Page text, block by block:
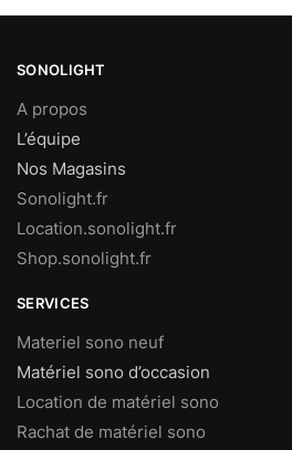
SONOLIGHT
A propos
L’équipe
Nos Magasins
Sonolight.fr
Location.sonolight.fr
Shop.sonolight.fr
SERVICES
Materiel sono neuf
Matériel sono d’occasion
Location de matériel sono
Rachat de matériel sono